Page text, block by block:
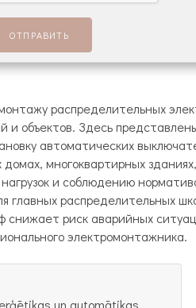
распределительных
объектов. Здесь
автоматических
многоквартирных
и соблюдению
распределительных
снижает риск аварийных
электромонтажника.
un automātikas